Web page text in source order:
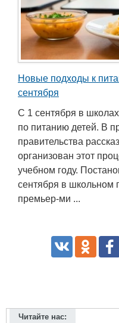
Новые подходы к
сентября
С 1 сентября в
по питанию детей. В
правительства
организован этот
учебном году.
сентября в школьном
премьер-ми ...
Читайте нас: